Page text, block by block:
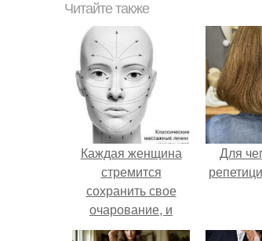
Читайте также
Каждая женщина
стремится
сохранить свое
очарование, и
каждая делает это
Для